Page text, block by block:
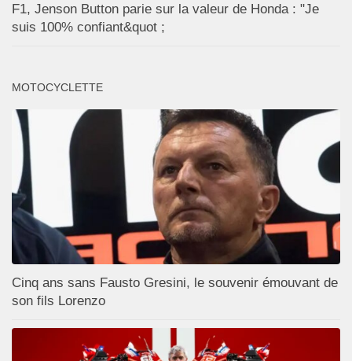
F1, Jenson Button parie sur la valeur de Honda : "Je
suis 100% confiant&quot ;
MOTOCYCLETTE
Cinq ans sans Fausto Gresini, le souvenir émouvant de
son fils Lorenzo